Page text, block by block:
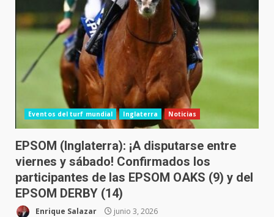
Eventos del turf mundial Inglaterra Noticias
EPSOM (Inglaterra): ¡A disputarse entre
viernes y sábado! Confirmados los
participantes de las EPSOM OAKS (9) y del
EPSOM DERBY (14)
Enrique Salazar junio 3, 2026